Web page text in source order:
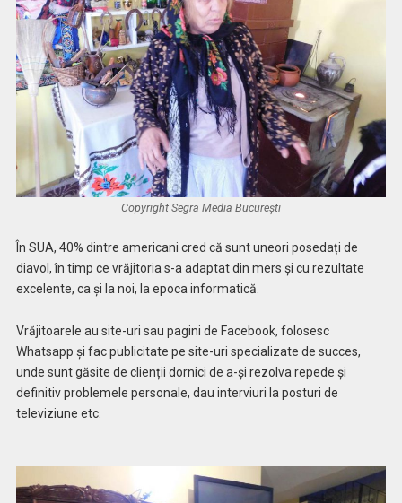
Copyright Segra Media București
În SUA, 40% dintre americani cred că sunt uneori posedați de
diavol, în timp ce vrăjitoria s-a adaptat din mers și cu rezultate
excelente, ca și la noi, la epoca informatică.
Vrăjitoarele au site-uri sau pagini de Facebook, folosesc
Whatsapp și fac publicitate pe site-uri specializate de succes,
unde sunt găsite de clienții dornici de a-și rezolva repede și
definitiv problemele personale, dau interviuri la posturi de
televiziune etc.